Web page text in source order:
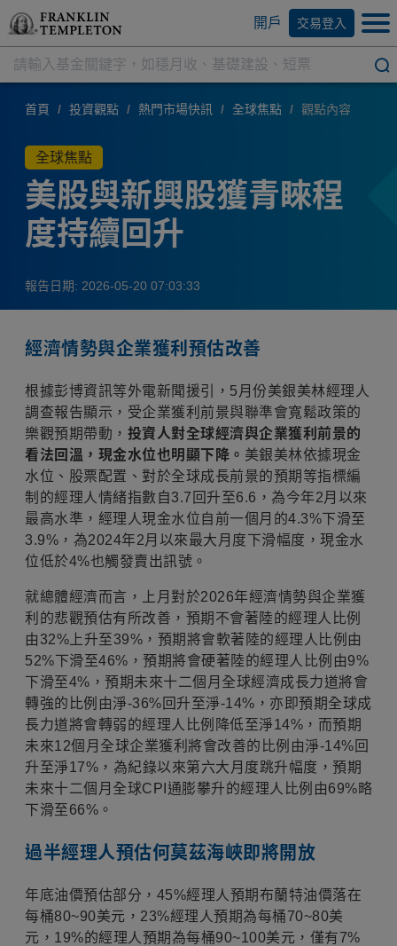
開戶 交易登入
首頁 / 投資觀點 / 熱門市場快訊 / 全球焦點 / 觀點內容
全球焦點
美股與新興股獲青睞程
度持續回升
報告日期: 2026-05-20 07:03:33
經濟情勢與企業獲利預估改善
根據彭博資訊等外電新聞援引，5月份美銀美林經理人
調查報告顯示，受企業獲利前景與聯準會寬鬆政策的
樂觀預期帶動， 投資人對全球經濟與企業獲利前景的
看法回溫，現金水位也明顯下降。 美銀美林依據現金
水位、股票配置、對於全球成長前景的預期等指標編
制的經理人情緒指數自3.7回升至6.6，為今年2月以來
最高水準，經理人現金水位自前一個月的4.3%下滑至
3.9%，為2024年2月以來最大月度下滑幅度，現金水
位低於4%也觸發賣出訊號。
就總體經濟而言，上月對於2026年經濟情勢與企業獲
利的悲觀預估有所改善，預期不會著陸的經理人比例
由32%上升至39%，預期將會軟著陸的經理人比例由
52%下滑至46%，預期將會硬著陸的經理人比例由9%
下滑至4%，預期未來十二個月全球經濟成長力道將會
轉強的比例由淨-36%回升至淨-14%，亦即預期全球成
長力道將會轉弱的經理人比例降低至淨14%，而預期
未來12個月全球企業獲利將會改善的比例由淨-14%回
升至淨17%，為紀錄以來第六大月度跳升幅度，預期
未來十二個月全球CPI通膨攀升的經理人比例由69%略
下滑至66%。
過半經理人預估何莫茲海峽即將開放
年底油價預估部分，45%經理人預期布蘭特油價落在
每桶80~90美元，23%經理人預期為每桶70~80美
元，19%的經理人預期為每桶90~100美元，僅有7%